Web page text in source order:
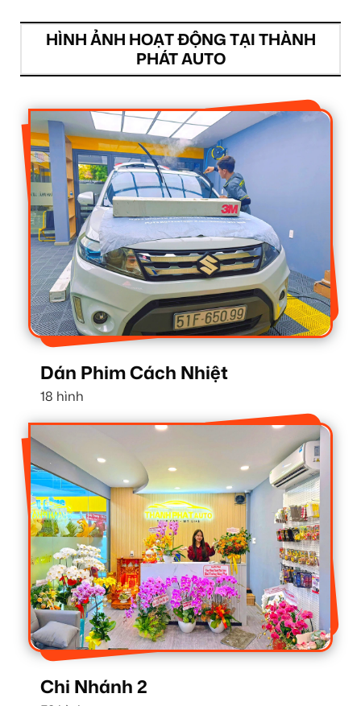
HÌNH ẢNH HOẠT ĐỘNG TẠI THÀNH
PHÁT AUTO
Dán Phim Cách Nhiệt
18 hình
Chi Nhánh 2